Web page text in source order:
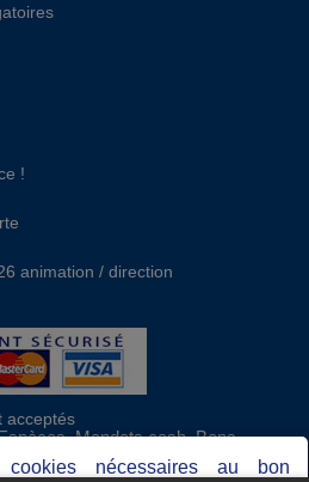
!
animation / direction
acceptés
Mandats cash, Bons
Chèques vacances, Carte
reçu sans règlement,
nécessaires au bon